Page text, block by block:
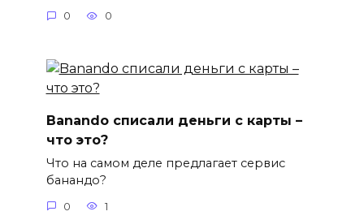
0 0
Banando списали деньги с карты –
что это?
Что на самом деле предлагает сервис
банандо?
0 1